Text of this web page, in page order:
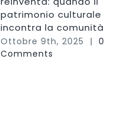
patrimonio culturale
incontra la comunità
Ottobre 9th, 2025 | 0
Comments